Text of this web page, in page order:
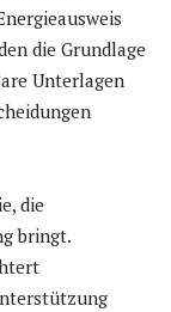
die Grundlage
Unterlagen
die
bringt.